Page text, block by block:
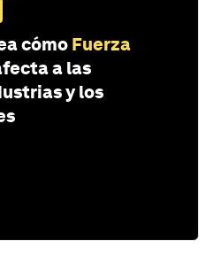
cómo Fuerza
a las
y los